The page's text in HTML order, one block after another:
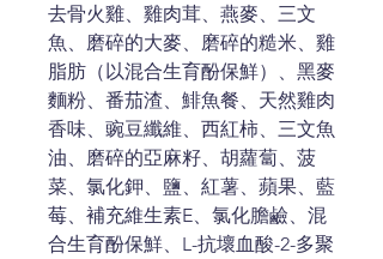
去骨火雞、雞肉茸、燕麥、三文
魚、磨碎的大麥、磨碎的糙米、雞
脂肪（以混合生​​育酚保鮮）、黑麥
麵粉、番茄渣、鯡魚餐、天然雞肉
香味、豌豆纖維、西紅柿、三文魚
油、磨碎的亞麻籽、胡蘿蔔、菠
菜、氯化鉀、鹽、紅薯、蘋果、藍
莓、補充維生素E、氯化膽鹼、混
合生育酚保鮮、L-抗壞血酸-2-多聚